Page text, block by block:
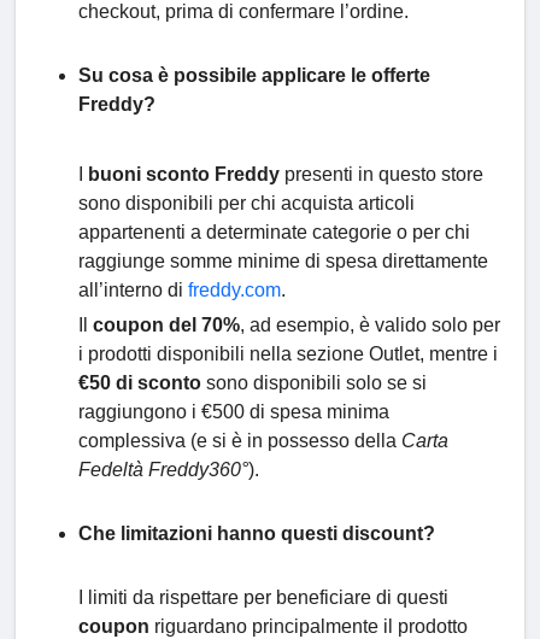
checkout, prima di confermare l’ordine.
Su cosa è possibile applicare le offerte
Freddy?
buoni sconto Freddy presenti in questo store
sono disponibili per chi acquista articoli
appartenenti a determinate categorie o per chi
raggiunge somme minime di spesa direttamente
all’interno di freddy.com.
coupon del 70%, ad esempio, è valido solo per
i prodotti disponibili nella sezione Outlet, mentre i
€50 di sconto sono disponibili solo se si
raggiungono i €500 di spesa minima
complessiva (e si è in possesso della Carta
Fedeltà Freddy360°).
Che limitazioni hanno questi discount?
I limiti da rispettare per beneficiare di questi
coupon riguardano principalmente il prodotto